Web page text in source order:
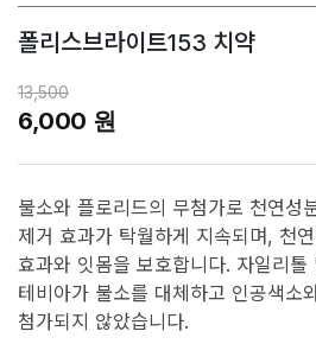
폴리스브라이트153 치약
13,500
6,000 원
불소와 플로리드의 무첨가로 천연성
제거 효과가 탁월하게 지속되며, 천
효과와 잇몸을 보호합니다. 자일리
테비아가 불소를 대체하고 인공색소
첨가되지 않았습니다.